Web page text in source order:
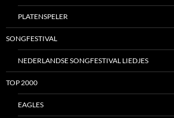
PLATENSPELER
SONGFESTIVAL
NEDERLANDSE SONGFESTIVAL LIEDJES
TOP 2000
EAGLES